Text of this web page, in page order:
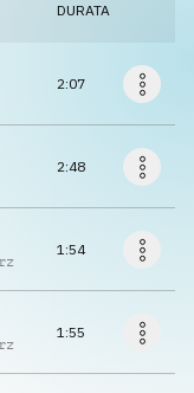
DURATA
2:07
2:48
1:54
1:55